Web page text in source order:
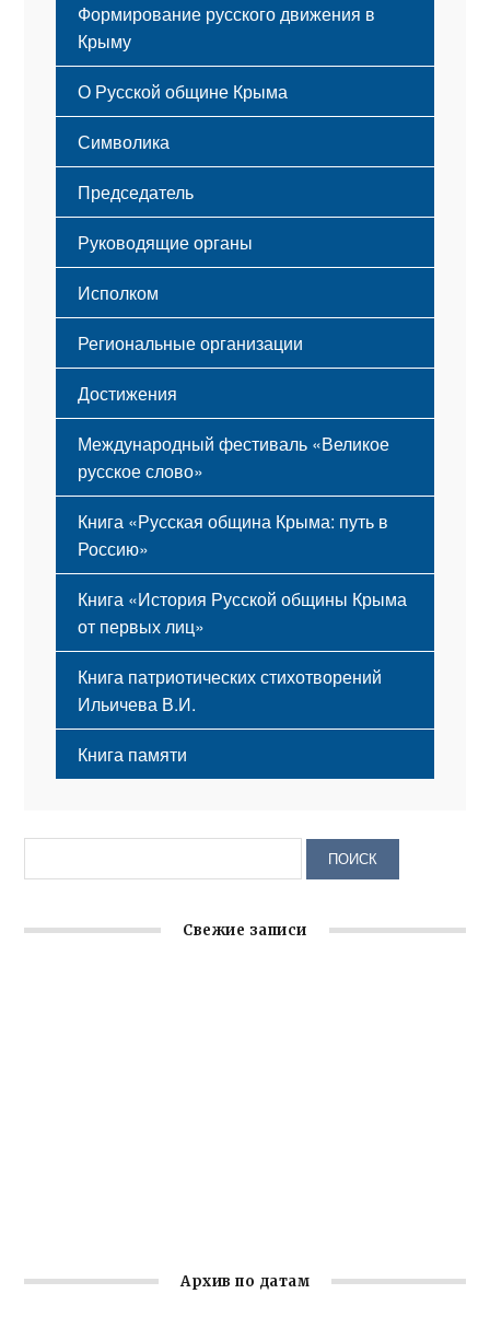
Формирование русского движения в
Крыму
Русский Крым
О Русской общине Крыма
Этапы становления
Принципы деятельности
Структура
Мероприятия
Символика
Флаг
Герб
Гимн
Председатель
Руководящие органы
Исполком
Региональные организации
Достижения
Международный фестиваль «Великое
русское слово»
Книга «Русская община Крыма: путь в
Россию»
Книга «История Русской общины Крыма
от первых лиц»
Книга патриотических стихотворений
Ильичева В.И.
Книга памяти
Свежие записи
Архив по датам